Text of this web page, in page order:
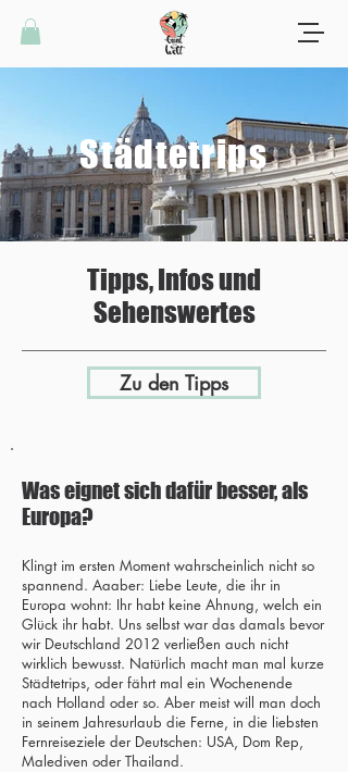
Städtetrips
Tipps, Infos und
Sehenswertes
Zu den Tipps
Was eignet sich dafür besser, als
Europa?
Klingt im ersten Moment wahrscheinlich nicht so
spannend. Aaaber: Liebe Leute, die ihr in
Europa wohnt: Ihr habt keine Ahnung, welch ein
Glück ihr habt. Uns selbst war das damals bevor
wir Deutschland 2012 verließen auch nicht
wirklich bewusst. Natürlich macht man mal kurze
Städtetrips, oder fährt mal ein Wochenende
nach Holland oder so. Aber meist will man doch
in seinem Jahresurlaub die Ferne, in die liebsten
Fernreiseziele der Deutschen: USA, Dom Rep,
Malediven oder Thailand.